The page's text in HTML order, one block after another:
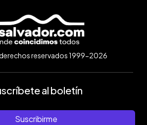
reservados 1999-2026
al boletín
Suscribirme